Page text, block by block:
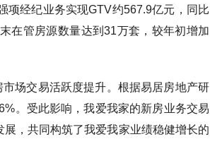
项经纪业务实现GTV约567.9亿元，同比
在管房源数量达到31万套，较年初增加
场交易活跃度提升。根据易居房地产研
。受此影响，我爱我家的新房业务交易
，共同构筑了我爱我家业绩稳健增长的